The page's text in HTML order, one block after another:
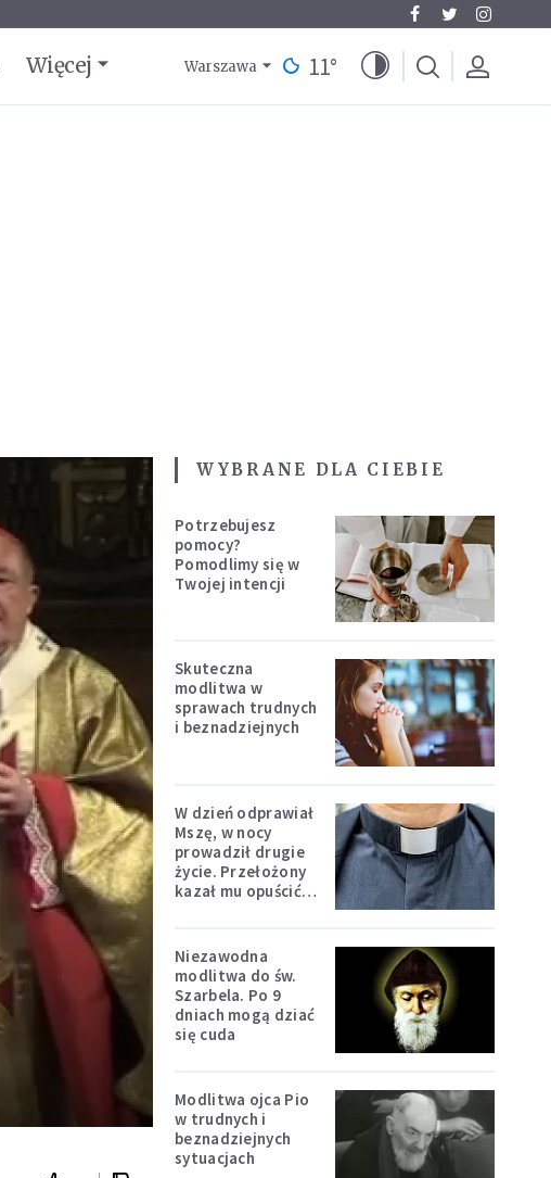
Więcej Warszawa 11°
WYBRANE DLA CIEBIE
Potrzebujesz
pomocy?
Pomodlimy się w
Twojej intencji
Skuteczna
modlitwa w
sprawach trudnych
i beznadziejnych
W dzień odprawiał
Mszę, w nocy
prowadził drugie
życie. Przełożony
kazał mu opuścić
Niezawodna
modlitwa do św.
Szarbela. Po 9
dniach mogą dziać
się cuda
Modlitwa ojca Pio
w trudnych i
beznadziejnych
sytuacjach